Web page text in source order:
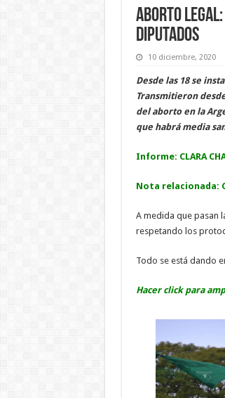
Aborto legal:
Diputados
10 diciembre, 2020
Desde las 18 se
Transmitieron
del aborto en la
que habrá media
Informe: CLARA
Nota relacionada:
A medida que pasan
respetando los
Todo se está dando
Hacer click para